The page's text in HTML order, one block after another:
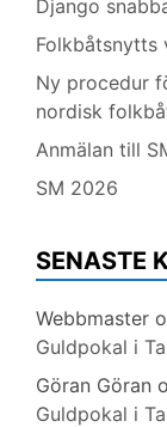
Django
Folkbåtsnytts
Ny procedur
nordisk
Anmälan till
SM 2026
SENASTE
Webbmaster
Guldpokal i
Göran Göran
Guldpokal i